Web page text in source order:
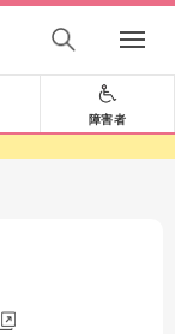
障害者